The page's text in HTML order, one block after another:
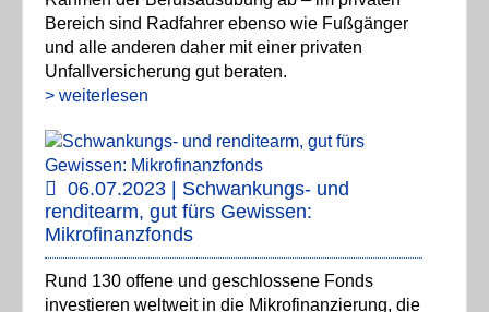
Bereich sind Radfahrer ebenso wie Fußgänger
und alle anderen daher mit einer privaten
Unfallversicherung gut beraten.
> weiterlesen
06.07.2023 | Schwankungs- und
renditearm, gut fürs Gewissen:
Mikrofinanzfonds
Rund 130 offene und geschlossene Fonds
investieren weltweit in die Mikrofinanzierung, die